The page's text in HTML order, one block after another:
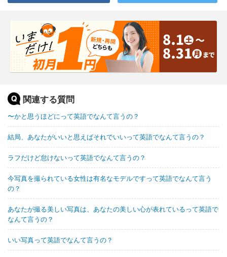
関連する質問
〜かと思うほどにって英語でなんて言うの？
結局、あなたがいいと思えばそれでいいって英語でなんて言うの？
ラフだけど怠けないって英語でなんて言うの？
今写真を撮られている女性は有名なモデルですって英語でなんて言う
の？
あなたが撮る美しい写真は、あなたの美しい心が表れているって英語で
なんて言うの？
いい写真って英語でなんて言うの？